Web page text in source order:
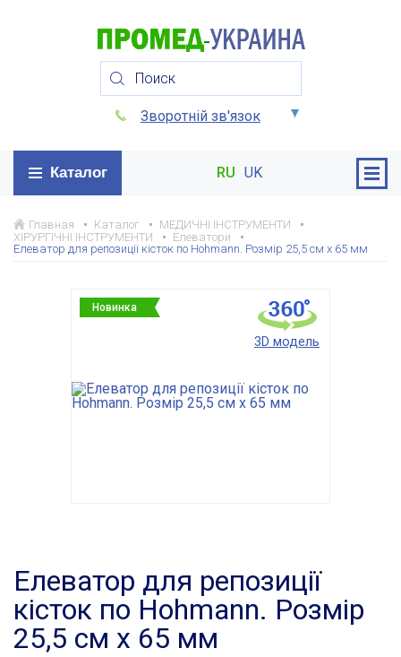
Зворотній зв'язок
Каталог RU UK
Главная Каталог
МЕДИЧНІ ІНСТРУМЕНТИ
ХІРУРГІЧНІ ІНСТРУМЕНТИ
Елеватори
Елеватор для репозиції кісток по Hohmann. Розмір 25,5 см х 65 мм
Новинка
3D модель
Елеватор для репозиції
кісток по Hohmann. Розмір
25,5 см х 65 мм